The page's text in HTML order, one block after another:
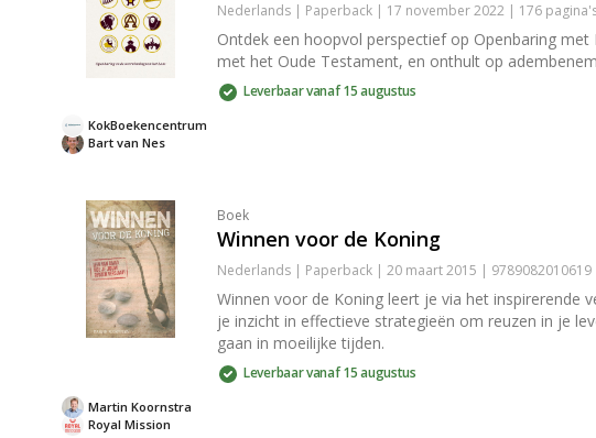
Nederlands | Paperback | 17 november 2022 | 176
Ontdek een hoopvol perspectief op Openbaring
met het Oude Testament, en onthult op
Leverbaar vanaf 15 augustus
Bart van Nes
KokBoekencentrum
Boek
Winnen voor de Koning
Nederlands | Paperback | 20 maart 2015 | 9789082010619
Winnen voor de Koning leert je via het inspirerende
je inzicht in effectieve strategieën om reuzen in je
gaan in moeilijke tijden.
Leverbaar vanaf 15 augustus
Royal Mission
Martin Koornstra